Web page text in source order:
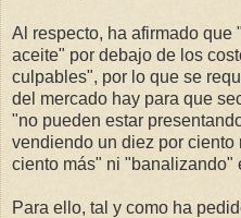
Al respecto, ha afirmado que
aceite" por debajo de los
culpables", por lo que se
del mercado hay para que
"no pueden estar
vendiendo un diez por
ciento más" ni "banalizando"
Para ello, tal y como ha